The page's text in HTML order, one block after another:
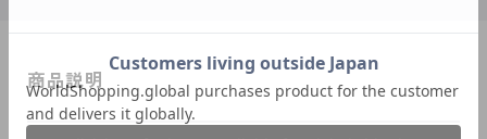
商品説明